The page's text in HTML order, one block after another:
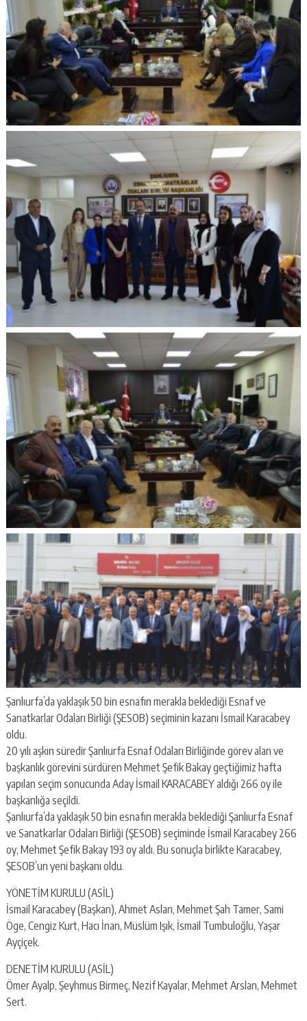
Şanlıurfa’da yaklaşık 50 bin esnafın merakla beklediği Esnaf ve
Sanatkarlar Odaları Birliği (ŞESOB) seçiminin kazanı İsmail Karacabey
oldu.
20 yılı aşkın süredir Şanlıurfa Esnaf Odaları Birliğinde görev alan ve
başkanlık görevini sürdüren Mehmet Şefik Bakay geçtiğimiz hafta
yapılan seçim sonucunda Aday İsmail KARACABEY aldığı 266 oy ile
başkanlığa seçildi.
Şanlıurfa’da yaklaşık 50 bin esnafın merakla beklediği Şanlıurfa Esnaf
ve Sanatkarlar Odaları Birliği (ŞESOB) seçiminde İsmail Karacabey 266
oy, Mehmet Şefik Bakay 193 oy aldı. Bu sonuçla birlikte Karacabey,
ŞESOB’un yeni başkanı oldu.
YÖNETİM KURULU (ASİL)
İsmail Karacabey (Başkan), Ahmet Aslan, Mehmet Şah Tamer, Sami
Öge, Cengiz Kurt, Hacı İnan, Müslüm Işık, İsmail Tumbuloğlu, Yaşar
Ayçiçek.
DENETİM KURULU (ASİL)
Ömer Ayalp, Şeyhmus Birmeç, Nezif Kayalar, Mehmet Arslan, Mehmet
Sert.